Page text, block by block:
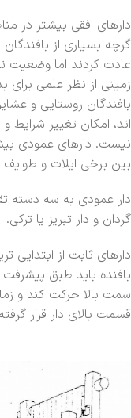
دارهای افقی بیشتر در
گرچه بسیاری از بافندگان
عادت کردند اما وضعیت
زمینی از نظر علمی
بافندگان روستایی و
اند، امکان تغییر شرایط
نیست. دارهای عمودی
بین برخی ایلات و طوایف
دار عمودی به سه دسته
گردان و دار تبریز یا ترکی.
دارهای ثابت از ابتدایی
بافنده باید طبق
سمت بالا حرکت کند و
قسمت بالای دار قرار